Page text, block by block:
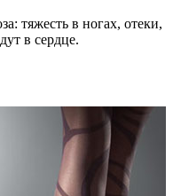
тяжесть в ногах, отеки,
в сердце.